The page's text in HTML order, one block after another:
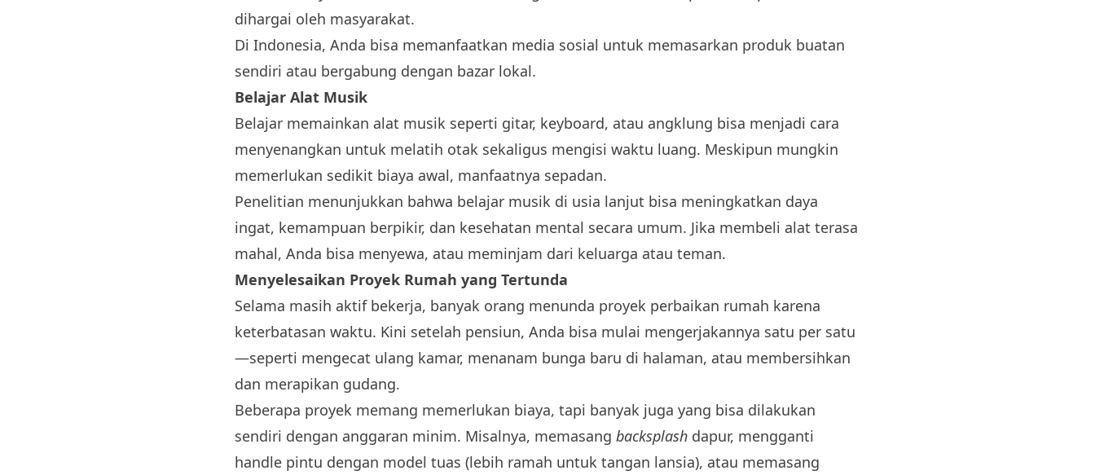
dihargai oleh masyarakat.
Di Indonesia, Anda bisa memanfaatkan media sosial untuk memasarkan produk buatan
sendiri atau bergabung dengan bazar lokal.
Belajar Alat Musik
Belajar memainkan alat musik seperti gitar, keyboard, atau angklung bisa menjadi cara
menyenangkan untuk melatih otak sekaligus mengisi waktu luang. Meskipun mungkin
memerlukan sedikit biaya awal, manfaatnya sepadan.
Penelitian menunjukkan bahwa belajar musik di usia lanjut bisa meningkatkan daya
ingat, kemampuan berpikir, dan kesehatan mental secara umum. Jika membeli alat terasa
mahal, Anda bisa menyewa, atau meminjam dari keluarga atau teman.
Menyelesaikan Proyek Rumah yang Tertunda
Selama masih aktif bekerja, banyak orang menunda proyek perbaikan rumah karena
keterbatasan waktu. Kini setelah pensiun, Anda bisa mulai mengerjakannya satu per satu
—seperti mengecat ulang kamar, menanam bunga baru di halaman, atau membersihkan
dan merapikan gudang.
Beberapa proyek memang memerlukan biaya, tapi banyak juga yang bisa dilakukan
sendiri dengan anggaran minim. Misalnya, memasang backsplash dapur, mengganti
handle pintu dengan model tuas (lebih ramah untuk tangan lansia), atau memasang